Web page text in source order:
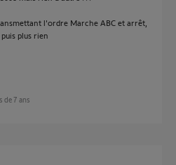
l'ordre Marche ABC et arrêt,
plus rien
de 7 ans